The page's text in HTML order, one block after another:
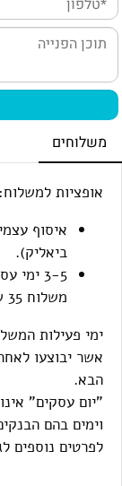
משלוחים
אופציות למשלוח:
איסוף
ביאליק).
3-5
משלוח 35 ש"ח. בקנייה מעל 299 ש"ח המשלוח חינם.
הבא.
"יום עסקים"
וימים בהם
לפרטים נוספים